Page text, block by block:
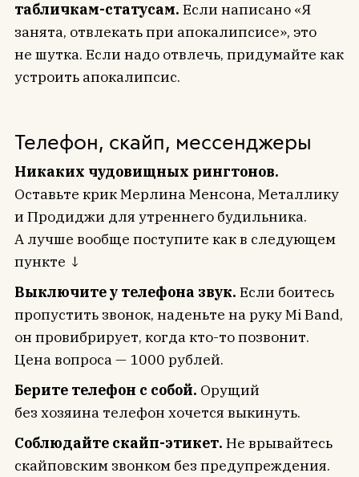
табличкам-статусам. Если написано «Я
занята, отвлекать при апокалипсисе», это
не шутка. Если надо отвлечь, придумайте как
устроить апокалипсис.
Телефон, скайп, мессенджеры
Никаких чудовищных рингтонов.
Оставьте крик Мерлина Менсона, Металлику
и Продиджи для утреннего будильника.
А лучше вообще поступите как в следующем
пункте ↓
Выключите у телефона звук. Если боитесь
пропустить звонок, наденьте на руку Mi Band,
он провибрирует, когда кто-то позвонит.
Цена вопроса — 1000 рублей.
Берите телефон с собой. Орущий
без хозяина телефон хочется выкинуть.
Соблюдайте скайп-этикет. Не врывайтесь
скайповским звонком без предупреждения.